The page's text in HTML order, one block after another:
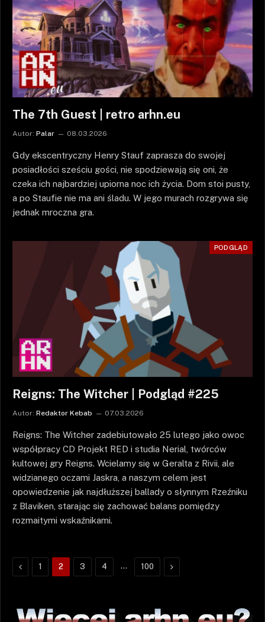
The 7th Guest | retro arhn.eu
Autor: Palar 08.03.2026
Gdy ekscentryczny Henry Stauf zaprasza do swojej
posiadłości sześciu gości, nie spodziewają się oni, że
czeka ich najbardziej upiorna noc ich życia. Dom stoi pusty,
a po Staufie nie ma ani śladu. W jego murach rozgrywa się
jednak mroczna gra.
PODGLĄD
Reigns: The Witcher | Podgląd #225
Autor: Redaktor Kebab 07.03.2026
Reigns: The Witcher zadebiutowało 25 lutego jako owoc
współpracy CD Projekt RED i studia Nerial, twórców
kultowej gry Reigns. Wcielamy się w Geralta z Rivii, ale
widzianego oczami Jaskra, a naszym celem jest
opowiedzenie jak najdłuższej ballady o słynnym Rzeźniku
z Blaviken, starając się zachować balans pomiędzy
rozmaitymi wskaźnikami.
Poprzednie
1 2 3 4 … 100 Następne